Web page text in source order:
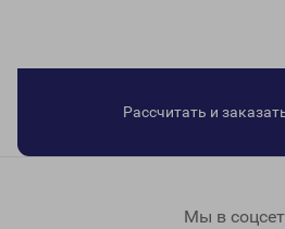
Рассчитать и
Мы в